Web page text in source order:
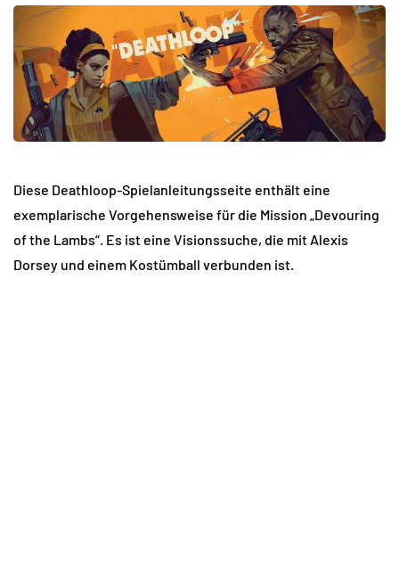
Diese Deathloop-Spielanleitungsseite enthält eine
exemplarische Vorgehensweise für die Mission „Devouring
of the Lambs“. Es ist eine Visionssuche, die mit Alexis
Dorsey und einem Kostümball verbunden ist.